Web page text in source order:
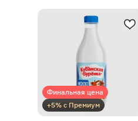
Финальная цена
+5% с Премиум